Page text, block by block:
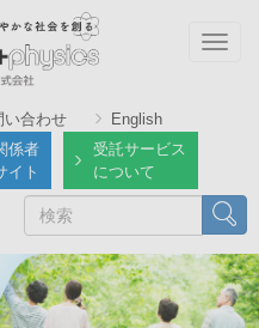
い合わせ
English
係者
イト
受託サービス
について
検索